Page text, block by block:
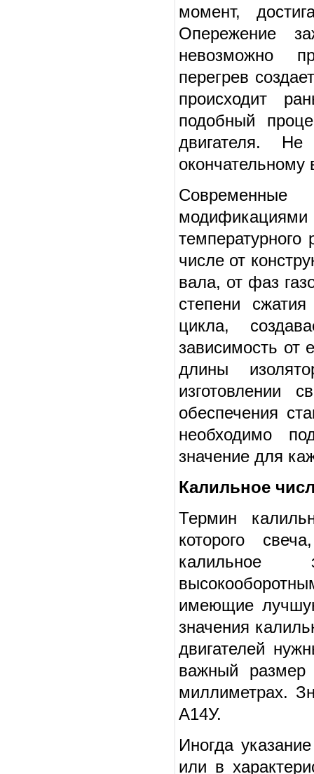
момент,
Опережение
невозможно
перегрев
происходит
подобный
двигателя.
окончательному
модификациями
числе от
вала, от фаз
степени
цикла,
зависимость от
длины
изготовлении
обеспечения
необходимо
значение для
Калильное
Термин
которого
калильное
имеющие
значения
двигателей
важный размер
миллиметрах.
А14У.
Иногда
или в